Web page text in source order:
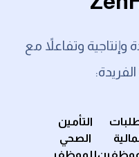
وتفاعلاً مع
التأمين
الصحي
للموظفين